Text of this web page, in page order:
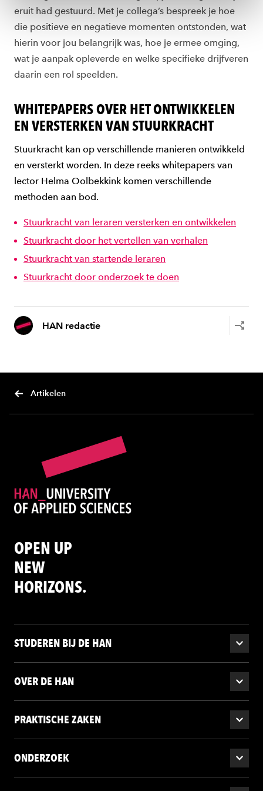
onscookiestatement.
eruit had gestuurd. Met je collega’s bespreek je hoe
die positieve en negatieve momenten ontstonden, wat
hierin voor jou belangrijk was, hoe je ermee omging,
wat je aanpak opleverde en welke specifieke drijfveren
daarin een rol speelden.
WHITEPAPERS OVER HET ONTWIKKELEN
EN VERSTERKEN VAN STUURKRACHT
Stuurkracht kan op verschillende manieren ontwikkeld
en versterkt worden. In deze reeks whitepapers van
lector Helma Oolbekkink komen verschillende
methoden aan bod.
Stuurkracht van leraren versterken en ontwikkelen
Stuurkracht door het vertellen van verhalen
Stuurkracht van startende leraren
Stuurkracht door onderzoek te doen
HAN redactie
Artikelen
OPEN UP
NEW
HORIZONS.
STUDEREN BIJ DE HAN
OVER DE HAN
PRAKTISCHE ZAKEN
ONDERZOEK